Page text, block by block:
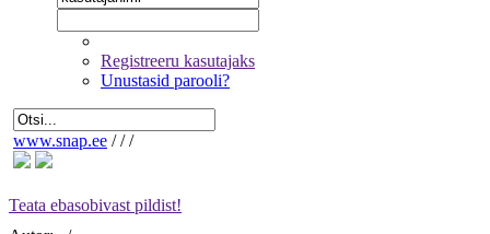
Registreeru kasutajaks
Unustasid parooli?
www.snap.ee / / /
Teata ebasobivast pildist!